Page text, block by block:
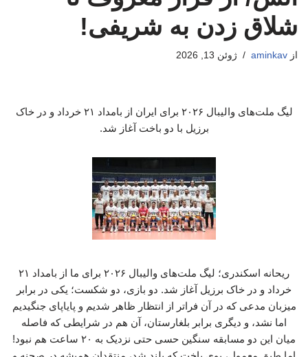
شلاق زدن به شریفی!
از aminkav ژوئن 13, 2026
لیگ ملت‌های والیبال ۲۰۲۶ برای ایران از بامداد ۲۱ خرداد و در خاک
برزیل با دو باخت آغاز شد.
ریحانه اسکندری؛ لیگ ملت‌های والیبال ۲۰۲۶ برای ما از بامداد ۲۱
خرداد و در خاک برزیل آغاز شد. دو بازی، دو شکست؛ یکی در برابر
میزبان مدعی که در آن فراتر از انتظار ظاهر شدیم و پایاپای جنگیدیم
اما نشد، و دیگری برابر بلغارستان، آن هم در شرایطی که فاصله
میان این دو مسابقه سنگین حسی حتی نزدیک به ۲۰ ساعت هم نبود!